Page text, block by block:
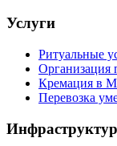
Услуги
Ритуальные
Организация
Кремация в
Перевозка